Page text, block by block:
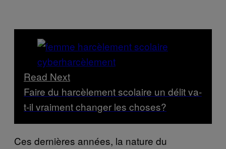
Read Next
Faire du harcèlement scolaire un délit va-
t-il vraiment changer les choses?
Ces dernières années, la nature du